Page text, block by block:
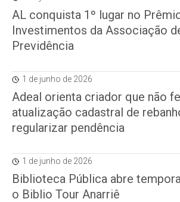
AL conquista 1º lugar no
Investimentos da Associação
Previdência
1 de junho de 2026
Adeal orienta criador que não
atualização cadastral de
regularizar pendência
1 de junho de 2026
Biblioteca Pública abre
o Biblio Tour Anarriê